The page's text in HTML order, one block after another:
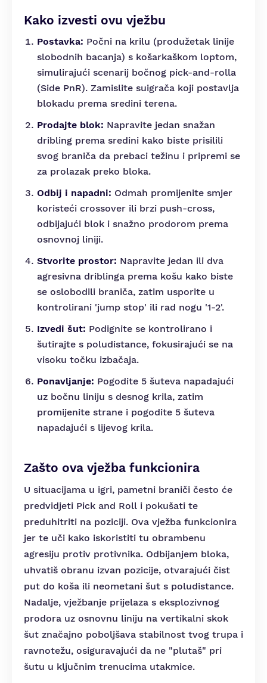
Kako izvesti ovu vježbu
Postavka: Počni na krilu (produžetak linije
slobodnih bacanja) s košarkaškom loptom,
simulirajući scenarij bočnog pick-and-rolla
(Side PnR). Zamislite suigrača koji postavlja
blokadu prema sredini terena.
Prodajte blok: Napravite jedan snažan
dribling prema sredini kako biste prisilili
svog braniča da prebaci težinu i pripremi se
za prolazak preko bloka.
Odbij i napadni: Odmah promijenite smjer
koristeći crossover ili brzi push-cross,
odbijajući blok i snažno prodorom prema
osnovnoj liniji.
Stvorite prostor: Napravite jedan ili dva
agresivna driblinga prema košu kako biste
se oslobodili braniča, zatim usporite u
kontrolirani 'jump stop' ili rad nogu '1-2'.
Izvedi šut: Podignite se kontrolirano i
šutirajte s poludistance, fokusirajući se na
visoku točku izbačaja.
Ponavljanje: Pogodite 5 šuteva napadajući
uz bočnu liniju s desnog krila, zatim
promijenite strane i pogodite 5 šuteva
napadajući s lijevog krila.
Zašto ova vježba funkcionira
U situacijama u igri, pametni braniči često će
predvidjeti Pick and Roll i pokušati te
preduhitriti na poziciji. Ova vježba funkcionira
jer te uči kako iskoristiti tu obrambenu
agresiju protiv protivnika. Odbijanjem bloka,
uhvatiš obranu izvan pozicije, otvarajući čist
put do koša ili neometani šut s poludistance.
Nadalje, vježbanje prijelaza s eksplozivnog
prodora uz osnovnu liniju na vertikalni skok
šut značajno poboljšava stabilnost tvog trupa i
ravnotežu, osiguravajući da ne "plutaš" pri
šutu u ključnim trenucima utakmice.